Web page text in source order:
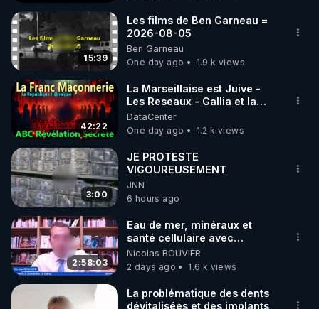
15:39
Les films de Ben Garneau =
2026-08-05
Ben Garneau
One day ago
1.9 k views
42:22
La Marseillaise est Juive -
Les Reseaux - Gallia et la
France - Symbolisme
DataCenter
One day ago
1.2 k views
3:00
JE PROTESTE
VIGOUREUSEMENT
JNN
6 hours ago
2:58:03
Eau de mer, minéraux et
santé cellulaire avec
Grégoire Cadeau
Nicolas BOUVIER
2 days ago
1.6 k views
La problématique des dents
dévitalisées et des implants